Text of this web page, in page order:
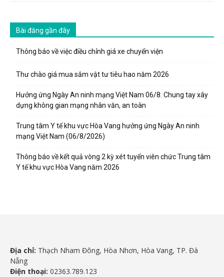
Bài đăng gần đây
Thông báo về việc điều chỉnh giá xe chuyển viện
Thư chào giá mua sắm vật tư tiêu hao năm 2026
Hưởng ứng Ngày An ninh mạng Việt Nam 06/8: Chung tay xây
dựng không gian mạng nhân văn, an toàn
Trung tâm Y tế khu vực Hòa Vang hưởng ứng Ngày An ninh
mạng Việt Nam (06/8/2026)
Thông báo về kết quả vòng 2 kỳ xét tuyển viên chức Trung tâm
Y tế khu vực Hòa Vang năm 2026
Địa chỉ: Thạch Nham Đông, Hòa Nhơn, Hòa Vang, TP. Đà
Nẵng
Điện thoại: 02363.789.123